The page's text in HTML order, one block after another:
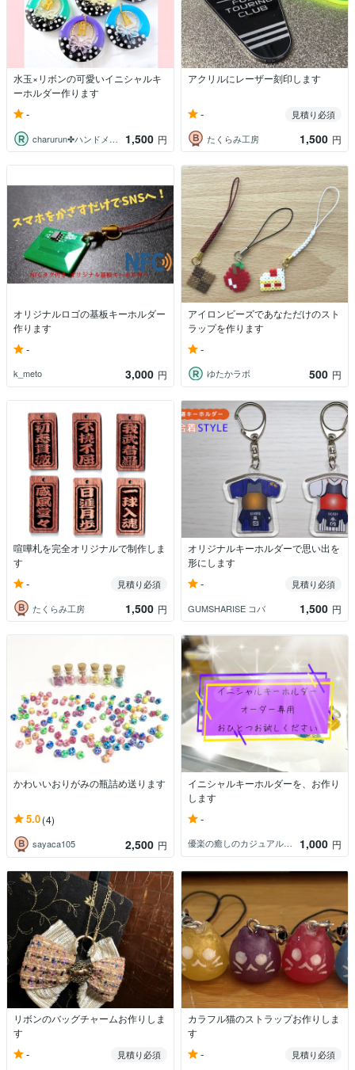
水玉×リボンの可愛いイニシャルキ
ーホルダー作ります
-
charurun✤ハンドメイド 1,500 円
アクリルにレーザー刻印します
-
見積り必須
たくらみ工房
1,500 円
オリジナルロゴの基板キーホルダー
作ります
-
k_meto 3,000 円
アイロンビーズであなただけのスト
ラップを作ります
-
ゆたかラボ 500 円
喧嘩札を完全オリジナルで制作しま
す
-
見積り必須
たくらみ工房
1,500 円
オリジナルキーホルダーで思い出を
形にします
-
見積り必須
GUMSHARISE コバ
1,500 円
かわいいおりがみの瓶詰め送ります
5.0(4)
sayaca105 2,500 円
イニシャルキーホルダーを、お作り
します
-
優楽の癒しのカジュアルカウンセラー 1,000 円
リボンのバッグチャームお作りしま
す
-
見積り必須
カラフル猫のストラップお作りしま
す
-
見積り必須